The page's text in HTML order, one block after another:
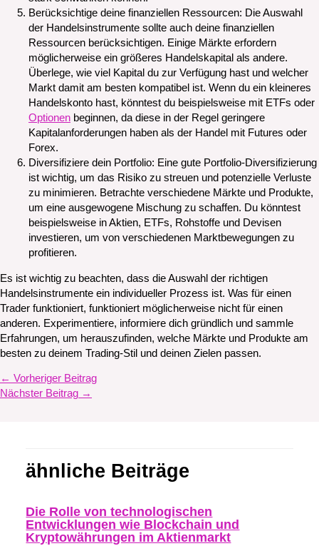
Berücksichtige deine finanziellen Ressourcen: Die Auswahl
der Handelsinstrumente sollte auch deine finanziellen
Ressourcen berücksichtigen. Einige Märkte erfordern
möglicherweise ein größeres Handelskapital als andere.
Überlege, wie viel Kapital du zur Verfügung hast und welcher
Markt damit am besten kompatibel ist. Wenn du ein kleineres
Handelskonto hast, könntest du beispielsweise mit ETFs oder
Optionen beginnen, da diese in der Regel geringere
Kapitalanforderungen haben als der Handel mit Futures oder
Forex.
Diversifiziere dein Portfolio: Eine gute Portfolio-Diversifizierung
ist wichtig, um das Risiko zu streuen und potenzielle Verluste
zu minimieren. Betrachte verschiedene Märkte und Produkte,
um eine ausgewogene Mischung zu schaffen. Du könntest
beispielsweise in Aktien, ETFs, Rohstoffe und Devisen
investieren, um von verschiedenen Marktbewegungen zu
profitieren.
Es ist wichtig zu beachten, dass die Auswahl der richtigen
Handelsinstrumente ein individueller Prozess ist. Was für einen
Trader funktioniert, funktioniert möglicherweise nicht für einen
anderen. Experimentiere, informiere dich gründlich und sammle
Erfahrungen, um herauszufinden, welche Märkte und Produkte am
besten zu deinem Trading-Stil und deinen Zielen passen.
← Vorheriger Beitrag
Nächster Beitrag →
ähnliche Beiträge
Die Rolle von technologischen
Entwicklungen wie Blockchain und
Kryptowährungen im Aktienmarkt